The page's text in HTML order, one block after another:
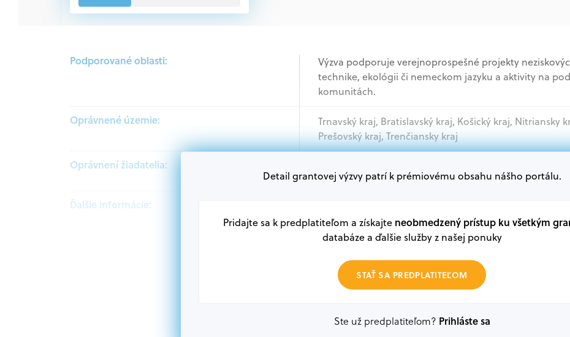
Podporované oblasti:
Výzva podporuje verejnoprospešné projekty
technike, ekológii či nemeckom jazyku a aktivity na
komunitách.
Oprávnené územie:
Trnavský kraj, Bratislavský kraj, Košický kraj, Nitriansky
Prešovský kraj, Trenčiansky kraj
Oprávnení žiadatelia:
Akademický sektor, Samospráva, Mimovládne
Ďalšie informácie:
V databáze grantov a dotácií na portáli Grantexpert.sk
plánu obnovy a ďalších zdrojov.
Oprávnení partneri:
Akákoľvek právnická osoba, t. j. verejný alebo
ako aj mimovládne organizácie zriadené ako
prispievajúca k implementácii projektu
Detail grantovej výzvy patrí k prémiovému obsahu nášho portálu.
Pridajte sa k predplatiteľom a získajte neobmedzený prístup ku všetkým
databáze a ďalšie služby z našej ponuky
STAŤ SA PREDPLATITEĽOM
Ste už predplatiteľom? Prihláste sa